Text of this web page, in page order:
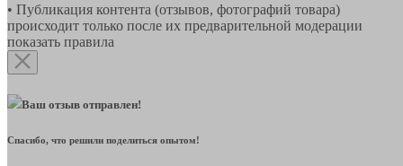
• Публикация контента (отзывов, фотографий товара)
происходит только после их предварительной модерации
показать правила
Ваш отзыв отправлен!
Спасибо, что решили поделиться опытом!